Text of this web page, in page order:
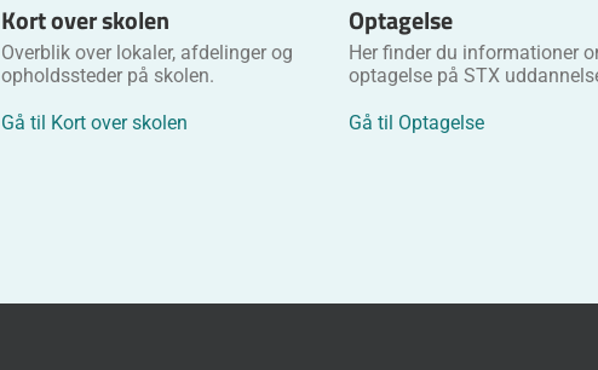
Kort over skolen
Overblik over lokaler, afdelinger og
opholdssteder på skolen.
Gå til Kort over skolen
Optagelse
Her finder du informationer
optagelse på STX
Gå til Optagelse